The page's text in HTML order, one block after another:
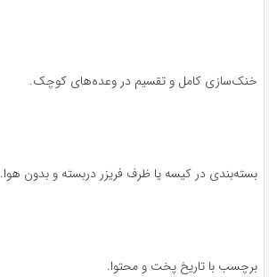
خنک‌سازی کامل و تقسیم در وعده‌های کوچک.
بسته‌بندی در کیسه یا ظرف فریزر دربسته و بدون هوا.
برچسب با تاریخ پخت و محتوا.